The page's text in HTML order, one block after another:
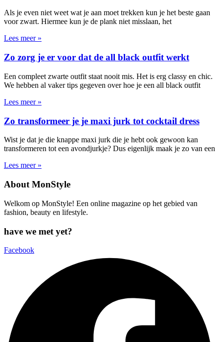
Als je even niet weet wat je aan moet trekken kun je het beste gaan
voor zwart. Hiermee kun je de plank niet misslaan, het
Lees meer »
Zo zorg je er voor dat de all black outfit werkt
Een compleet zwarte outfit staat nooit mis. Het is erg classy en chic.
We hebben al vaker tips gegeven over hoe je een all black outfit
Lees meer »
Zo transformeer je je maxi jurk tot cocktail dress
Wist je dat je die knappe maxi jurk die je hebt ook gewoon kan
transformeren tot een avondjurkje? Dus eigenlijk maak je zo van een
Lees meer »
About MonStyle
Welkom op MonStyle! Een online magazine op het gebied van
fashion, beauty en lifestyle.
have we met yet?
Facebook